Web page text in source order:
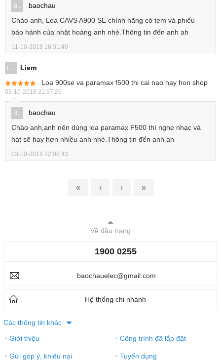
B...
baochau
Chào anh, Loa CAVS A900 SE chính hãng có tem và phiếu
bảo hành của nhật hoàng anh nhé.Thông tin đến anh ah
11-10-2018 16:31:40
L...
Liem
Loa 900se va paramax f500 thi cai nao hay hon shop
03-10-2018 21:57:29
B...
baochau
Chào anh,anh nên dùng loa paramax F500 thì nghe nhạc và
hát sẽ hay hơn nhiều anh nhé.Thông tin đến anh ah
03-10-2018 22:08:43
« ‹ › »
Về đầu trang
1900 0255
baochauelec@gmail.com
Hệ thống chi nhánh
Các thông tin khác
● Giới thiệu ● Công trình đã lắp đặt
● Gửi góp ý, khiếu nại ● Tuyển dụng